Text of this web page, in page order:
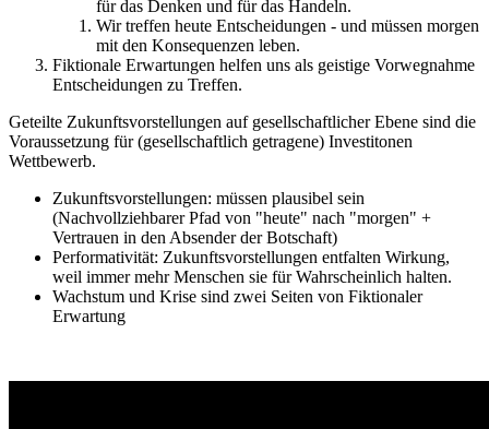
für das Denken und für das Handeln.
Wir treffen heute Entscheidungen - und müssen morgen
mit den Konsequenzen leben.
Fiktionale Erwartungen helfen uns als geistige Vorwegnahme
Entscheidungen zu Treffen.
Geteilte Zukunftsvorstellungen auf gesellschaftlicher Ebene sind die
Voraussetzung für (gesellschaftlich getragene) Investitonen
Wettbewerb.
Zukunftsvorstellungen: müssen plausibel sein
(Nachvollziehbarer Pfad von "heute" nach "morgen" +
Vertrauen in den Absender der Botschaft)
Performativität: Zukunftsvorstellungen entfalten Wirkung,
weil immer mehr Menschen sie für Wahrscheinlich halten.
Wachstum und Krise sind zwei Seiten von Fiktionaler
Erwartung